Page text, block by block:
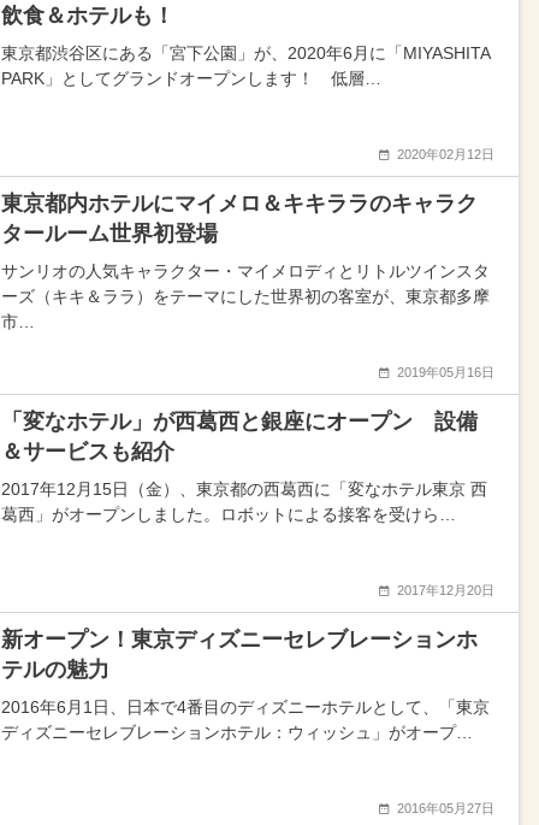
飲食＆ホテルも！
東京都渋谷区にある「宮下公園」が、2020年6月に「MIYASHITA
PARK」としてグランドオープンします！ 低層…
2020年02月12日
東京都内ホテルにマイメロ＆キキララのキャラク
タールーム世界初登場
サンリオの人気キャラクター・マイメロディとリトルツインスタ
ーズ（キキ＆ララ）をテーマにした世界初の客室が、東京都多摩
市…
2019年05月16日
「変なホテル」が西葛西と銀座にオープン 設備
＆サービスも紹介
2017年12月15日（金）、東京都の西葛西に「変なホテル東京 西
葛西」がオープンしました。ロボットによる接客を受けら…
2017年12月20日
新オープン！東京ディズニーセレブレーションホ
テルの魅力
2016年6月1日、日本で4番目のディズニーホテルとして、「東京
ディズニーセレブレーションホテル：ウィッシュ」がオープ…
2016年05月27日